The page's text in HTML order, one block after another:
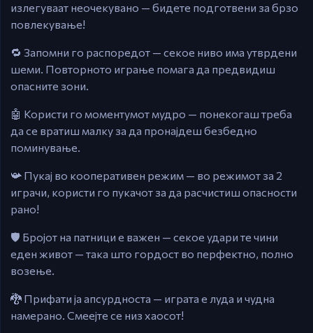
излегуваат неочекувано — бидете подготвени за брзо
повлекување!
🔁 Запомни го распоредот — секое ниво има утврдени
шеми. Повторното играње помага да предвидиш
опасните зони.
🤖 Користи го моментумот мудро — понекогаш треба
да се вратиш малку за да пронајдеш безбедно
поминување.
📯 Пукај во кооперативен режим — во режимот за 2
играчи, користи го пукачот за да расчистиш опасности
рано!
🛡️ Бројот на патници е важен — секое удари те чини
еден живот — така што гордост во перфектно, полно
возење.
🐉 Прифати ја апсурдноста — играта е луда и чудна
намерано. Смеејте се низ хаосот!